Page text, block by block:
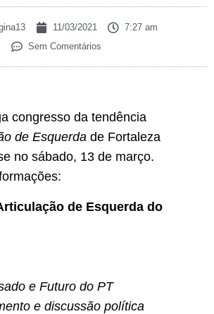
11/03/2021
7:27 am
Sem Comentários
congresso da tendência
de Esquerda de Fortaleza
no sábado, 13 de março.
de Esquerda do
e Futuro do PT
e discussão política